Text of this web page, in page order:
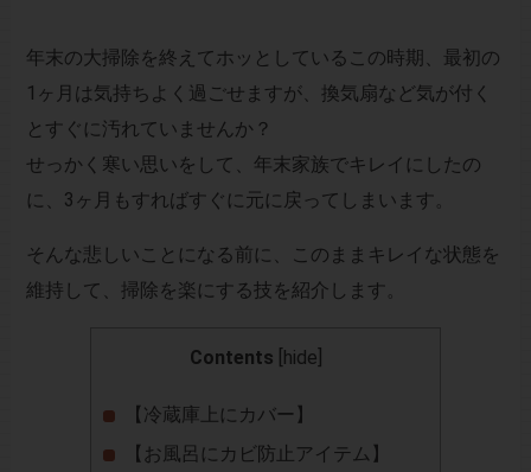
年末の大掃除を終えてホッとしているこの時期、最初の
1ヶ月は気持ちよく過ごせますが、換気扇など気が付く
とすぐに汚れていませんか？
せっかく寒い思いをして、年末家族でキレイにしたの
に、3ヶ月もすればすぐに元に戻ってしまいます。
そんな悲しいことになる前に、このままキレイな状態を
維持して、掃除を楽にする技を紹介します。
Contents hide
【冷蔵庫上にカバー】
【お風呂にカビ防止アイテム】